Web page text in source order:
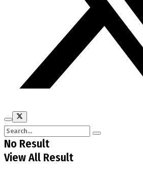
No Result
View All Result